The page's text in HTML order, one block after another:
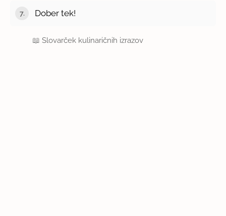
Dober tek!
📖Slovarček kulinaričnih izrazov